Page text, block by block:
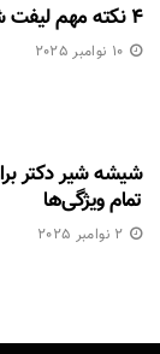
۴ نکته مهم لیفت شقیقه با نخ در تهران
10 نوامبر 2025
شیشه شیر دکتر
تمام ویژگی‌ها
2 نوامبر 2025